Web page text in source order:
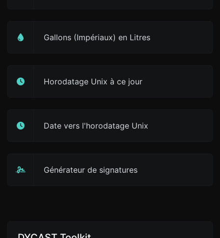
Gallons (Impériaux) en Litres
Horodatage Unix à ce jour
Date vers l'horodatage Unix
Générateur de signatures